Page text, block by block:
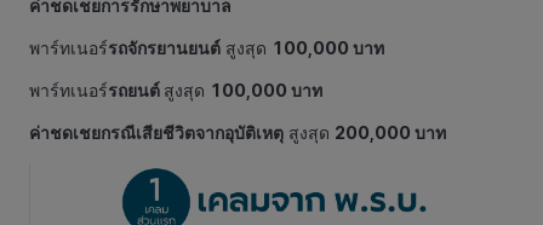
ค่าชดเชยการรักษาพยาบาล
พาร์ทเนอร์รถจักรยานยนต์ สูงสุด 100,000 บาท
พาร์ทเนอร์รถยนต์ สูงสุด 100,000 บาท
ค่าชดเชยกรณีเสียชีวิตจากอุบัติเหตุ สูงสุด 200,000 บาท